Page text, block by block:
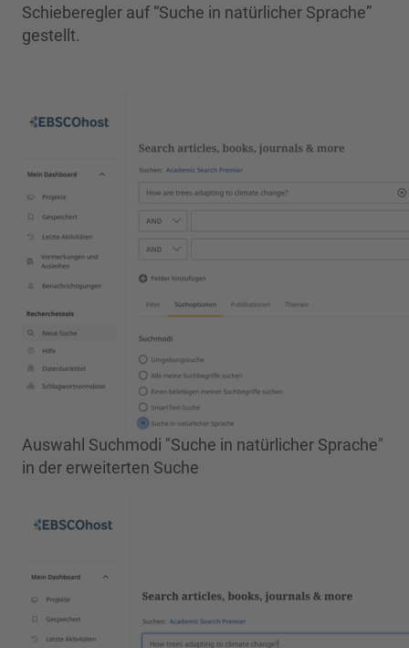
Schieberegler auf “Suche in natürlicher Sprache”
gestellt.
Auswahl Suchmodi "Suche in natürlicher Sprache"
in der erweiterten Suche